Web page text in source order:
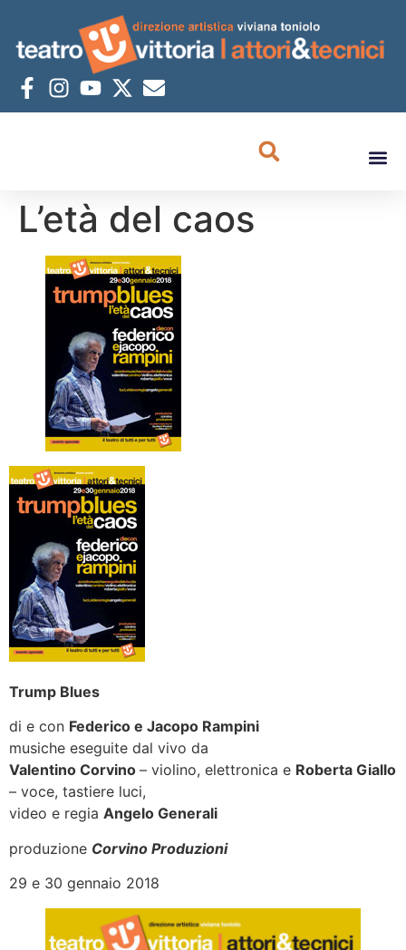
L’età del caos
Trump Blues
di e con Federico e Jacopo Rampini
musiche eseguite dal vivo da
Valentino Corvino – violino, elettronica e Roberta Giallo
– voce, tastiere luci,
video e regia Angelo Generali
produzione Corvino Produzioni
29 e 30 gennaio 2018